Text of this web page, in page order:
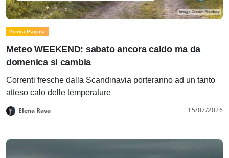
Prima Pagina
Meteo WEEKEND: sabato ancora caldo ma da
domenica si cambia
Correnti fresche dalla Scandinavia porteranno ad un tanto
atteso calo delle temperature
Elena Rava 15/07/2026